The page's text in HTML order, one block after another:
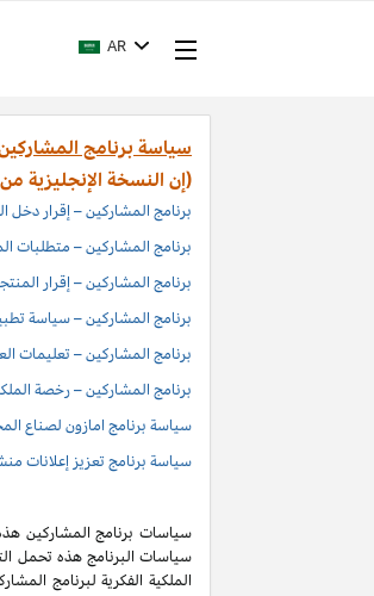
AR
سياسة برنامج
(إن النسخة الإنجليزية من
برنامج المشاركين – إقرار دخل
برنامج المشاركين – متطلبات
برنامج المشاركين – إقرار
برنامج المشاركين – سياسة
برنامج المشاركين – تعليمات
برنامج المشاركين – رخصة
سياسة برنامج امازون لصناع
سياسة برنامج تعزيز إعلانات
سياسات برنامج المشاركين